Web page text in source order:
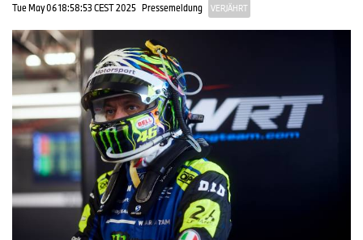
Tue May 06 18:58:53 CEST 2025 Pressemeldung VERJÄHRT